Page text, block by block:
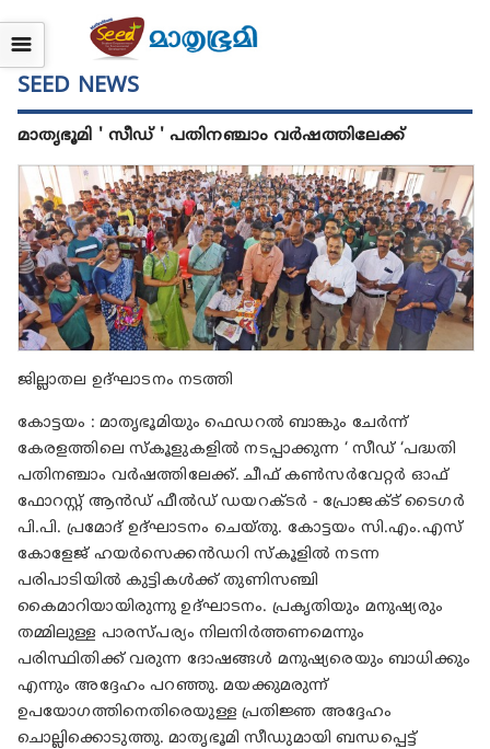
☰
SEED NEWS
മാതൃഭൂമി ' സീഡ് ' പതിനഞ്ചാം വർഷത്തിലേക്ക്
ജില്ലാതല ഉദ്ഘാടനം നടത്തി
കോട്ടയം : മാതൃഭൂമിയും ഫെഡറൽ ബാങ്കും ചേർന്ന്
കേരളത്തിലെ സ്കൂളുകളിൽ നടപ്പാക്കുന്ന ‘ സീഡ് ‘പദ്ധതി
പതിനഞ്ചാം വർഷത്തിലേക്ക്. ചീഫ് കൺസർവേറ്റർ ഓഫ്
ഫോറസ്റ്റ് ആൻഡ് ഫീൽഡ് ഡയറക്ടർ - പ്രോജക്ട് ടൈഗർ
പി.പി. പ്രമോദ് ഉദ്ഘാടനം ചെയ്തു. കോട്ടയം സി.എം.എസ്
കോളേജ് ഹയർസെക്കൻഡറി സ്കൂളിൽ നടന്ന
പരിപാടിയിൽ കുട്ടികൾക്ക് തുണിസഞ്ചി
കൈമാറിയായിരുന്നു ഉദ്ഘാടനം. പ്രകൃതിയും മനുഷ്യരും
തമ്മിലുള്ള പാരസ്പര്യം നിലനിർത്തണമെന്നും
പരിസ്ഥിതിക്ക് വരുന്ന ദോഷങ്ങൾ മനുഷ്യരെയും ബാധിക്കും
എന്നും അദ്ദേഹം പറഞ്ഞു. മയക്കുമരുന്ന്
ഉപയോഗത്തിനെതിരെയുള്ള പ്രതിജ്ഞ അദ്ദേഹം
ചൊല്ലിക്കൊടുത്തു. മാതൃഭൂമി സീഡുമായി ബന്ധപ്പെട്ട്